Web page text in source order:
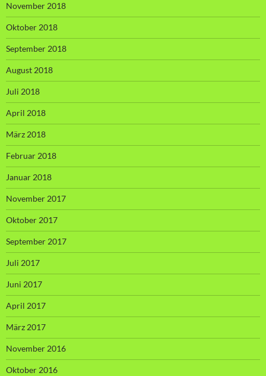
November 2018
Oktober 2018
September 2018
August 2018
Juli 2018
April 2018
März 2018
Februar 2018
Januar 2018
November 2017
Oktober 2017
September 2017
Juli 2017
Juni 2017
April 2017
März 2017
November 2016
Oktober 2016